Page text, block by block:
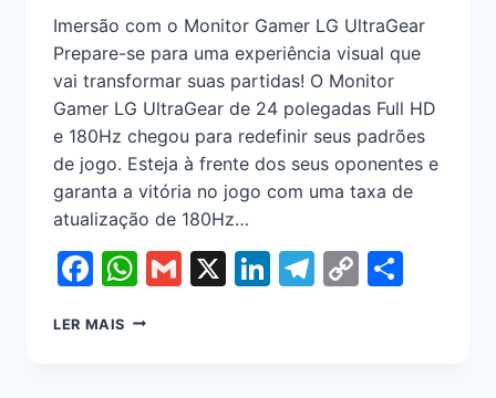
Imersão com o Monitor Gamer LG UltraGear
Prepare-se para uma experiência visual que
vai transformar suas partidas! O Monitor
Gamer LG UltraGear de 24 polegadas Full HD
e 180Hz chegou para redefinir seus padrões
de jogo. Esteja à frente dos seus oponentes e
garanta a vitória no jogo com uma taxa de
atualização de 180Hz…
Facebook
WhatsApp
Gmail
X LinkedIn
Telegram
Copy
LER MAIS